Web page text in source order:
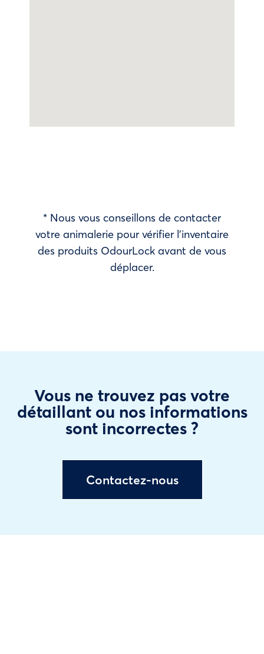
* Nous vous conseillons de contacter
votre animalerie pour vérifier l’inventaire
des produits OdourLock avant de vous
déplacer.
Vous ne trouvez pas votre
détaillant ou nos informations
sont incorrectes ?
Contactez-nous